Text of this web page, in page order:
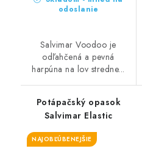
odoslanie
Salvimar Voodoo je
odľahčená a pevná
harpúna na lov stredne...
Potápačský opasok
Salvimar Elastic
NAJOBĽÚBENEJŠIE